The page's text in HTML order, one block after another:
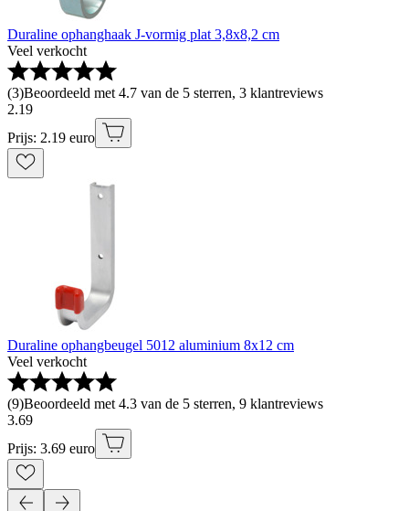
Duraline ophanghaak J-vormig plat 3,8x8,2 cm
Veel verkocht
(3)Beoordeeld met 4.7 van de 5 sterren, 3 klantreviews
2.19
Prijs: 2.19 euro
Duraline ophangbeugel 5012 aluminium 8x12 cm
Veel verkocht
(9)Beoordeeld met 4.3 van de 5 sterren, 9 klantreviews
3.69
Prijs: 3.69 euro